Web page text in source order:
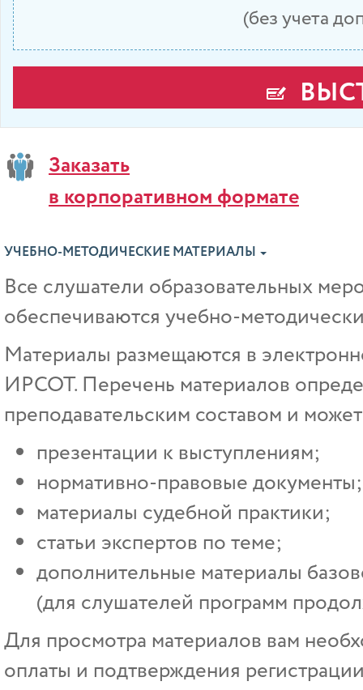
(без учета
Заказать
в корпоративном формате
УЧЕБНО-МЕТОДИЧЕСКИЕ МАТЕРИАЛЫ
Все слушатели образовательных
обеспечиваются учебно-
Материалы размещаются в
ИРСОТ. Перечень материалов
преподавательским составом и
презентации к выступлениям;
нормативно-правовые документы;
материалы судебной практики;
статьи экспертов по теме;
дополнительные материалы
(для слушателей программ
Для просмотра материалов вам
оплаты и подтверждения